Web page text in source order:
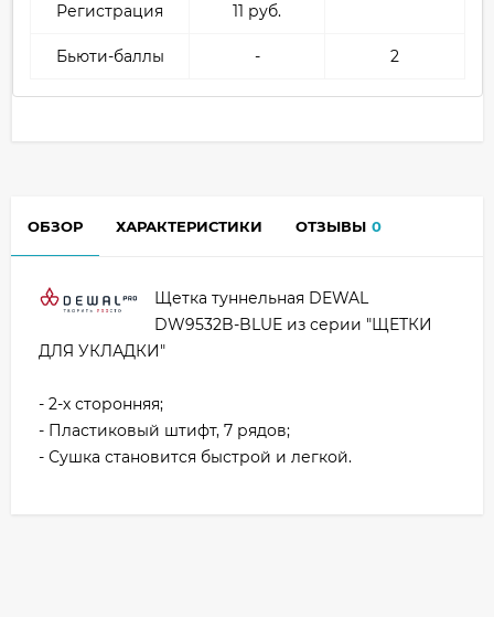
Регистрация 11 руб.
Бьюти-баллы - 2
ОБЗОР ХАРАКТЕРИСТИКИ ОТЗЫВЫ 0
Щетка туннельная DEWAL
DW9532B-BLUE из серии "ЩЕТКИ
ДЛЯ УКЛАДКИ"
- 2-х сторонняя;
- Пластиковый штифт, 7 рядов;
- Сушка становится быстрой и легкой.